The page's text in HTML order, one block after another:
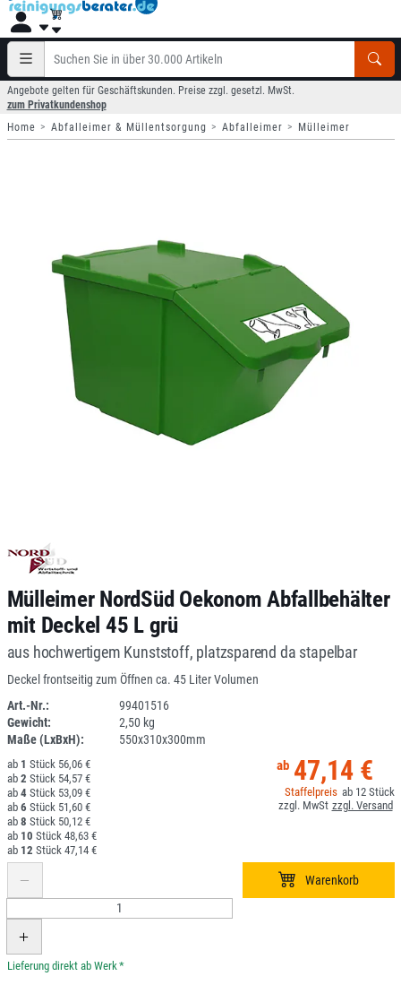
Angebote gelten für Geschäftskunden. Preise zzgl. gesetzl. MwSt.
zum Privatkundenshop
Home
Abfalleimer & Müllentsorgung Abfalleimer Mülleimer
Mülleimer NordSüd Oekonom Abfallbehälter
mit Deckel 45 L grü
aus hochwertigem Kunststoff, platzsparend da stapelbar
Deckel frontseitig zum Öffnen ca. 45 Liter Volumen
Art.-Nr.:
99401516
Gewicht:
2,50 kg
Maße (LxBxH):
550x310x300mm
47,14 €
12
1
56,06 €
2
54,57 €
4
53,09 €
6
51,60 €
8
50,12 €
10
48,63 €
12
47,14 €
*